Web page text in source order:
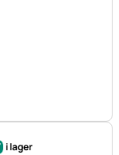
i lager